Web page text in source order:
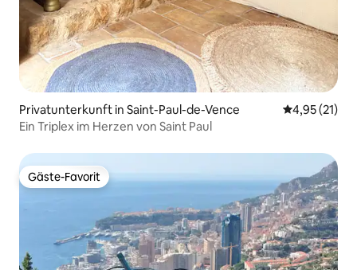
Privatunterkunft in Saint-Paul-de-Vence
4,95 (21)
Ein Triplex im Herzen von Saint Paul
Gäste-Favorit
Gäste-Favorit